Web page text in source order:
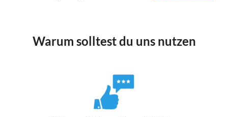
Warum solltest du uns nutzen